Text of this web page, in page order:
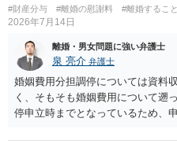
#財産分与 #離婚の慰謝料 #離婚するこ
2026年7月14日
離婚・男女問題に強い弁護士
泉 亮介 弁護士
婚姻費用分担調停については資料
く、そもそも婚姻費用について遡
停申立時までとなっているため、
婚姻費用については調停で話がま